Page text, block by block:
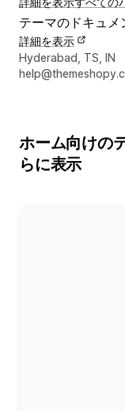
テーマのドキュメ
詳細を表示
デザイナーの連絡
Hyderabad, TS, IN
ホーム向けの
らに表示